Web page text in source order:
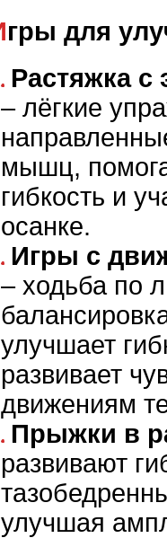
Игры для
Растяжка с
– лёгкие
мышц,
гибкость и
осанке.
Игры с
– ходьба по
улучшает
развивает
движениям
Прыжки в
развивают
улучшая